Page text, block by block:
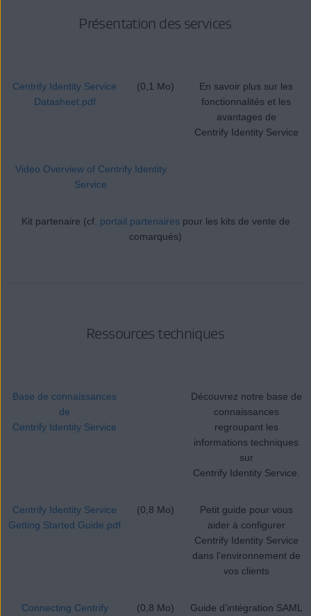
Présentation des services
Centrify Identity Service
Datasheet.pdf
(0,1 Mo)
En savoir plus sur les
fonctionnalités et les
avantages de
Centrify Identity Service
Video Overview of Centrify Identity
Service
Kit partenaire (cf. portail partenaires pour les kits de vente de
comarqués)
Ressources techniques
Base de connaissances
de
Centrify Identity Service
Découvrez notre base de
connaissances
regroupant les
informations techniques
sur
Centrify Identity Service.
Centrify Identity Service
Getting Started Guide.pdf
(0,8 Mo)
Petit guide pour vous
aider à configurer
Centrify Identity Service
dans l'environnement de
vos clients
Connecting Centrify
(0,8 Mo)
Guide d'intégration SAML